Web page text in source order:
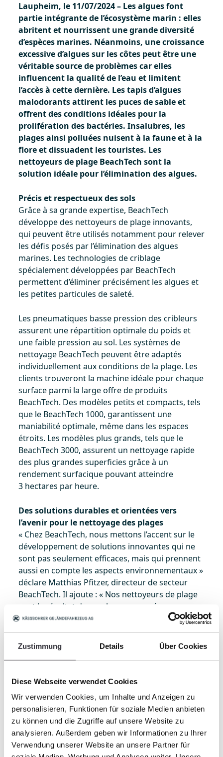
Zustimmung Details Über Cookies
Diese Webseite verwendet Cookies
Wir verwenden Cookies, um Inhalte und Anzeigen zu
personalisieren, Funktionen für soziale Medien anbieten
zu können und die Zugriffe auf unsere Website zu
analysieren. Außerdem geben wir Informationen zu Ihrer
Verwendung unserer Website an unsere Partner für
Laupheim, le 11/07/2024 – Les algues font
partie intégrante de l’écosystème marin : elles
abritent et nourrissent une grande diversité
d’espèces marines. Néanmoins, une croissance
excessive d’algues sur les côtes peut être une
véritable source de problèmes car elles
influencent la qualité de l’eau et limitent
l’accès à cette dernière. Les tapis d’algues
malodorants attirent les puces de sable et
offrent des conditions idéales pour la
prolifération des bactéries. Insalubres, les
plages ainsi polluées nuisent à la faune et à la
flore et dissuadent les touristes. Les
nettoyeurs de plage BeachTech sont la
solution idéale pour l’élimination des algues.
Précis et respectueux des sols
Grâce à sa grande expertise, BeachTech
développe des nettoyeurs de plage innovants,
qui peuvent être utilisés notamment pour relever
les défis posés par l’élimination des algues
marines. Les technologies de criblage
spécialement développées par BeachTech
permettent d’éliminer précisément les algues et
les petites particules de saleté.
Les pneumatiques basse pression des cribleurs
assurent une répartition optimale du poids et
une faible pression au sol. Les systèmes de
nettoyage BeachTech peuvent être adaptés
individuellement aux conditions de la plage. Les
clients trouveront la machine idéale pour chaque
surface parmi la large offre de produits
BeachTech. Des modèles petits et compacts, tels
que le BeachTech 1000, garantissent une
maniabilité optimale, même dans les espaces
étroits. Les modèles plus grands, tels que le
BeachTech 3000, assurent un nettoyage rapide
des plus grandes superficies grâce à un
rendement surfacique pouvant atteindre
3 hectares par heure.
Des solutions durables et orientées vers
l’avenir pour le nettoyage des plages
« Chez BeachTech, nous mettons l’accent sur le
développement de solutions innovantes qui ne
sont pas seulement efficaces, mais qui prennent
aussi en compte les aspects environnementaux »
déclare Matthias Pfitzer, directeur de secteur
BeachTech. Il ajoute : « Nos nettoyeurs de plage
sont le résultat de nombreuses années
d’expérience et de développement dans ce
domaine, mais aussi de notre engagement
constant pour l’innovation et la durabilité. Notre
objectif est de contribuer à préserver la
BeachTech fait partie de la gamme de produits
de l’entreprise Kässbohrer Geländefahrzeug AG.
En tant que fournisseur leader de cribleurs,
BeachTech est utilisé dans le monde entier pour
le nettoyage des plages et des zones sableuses,